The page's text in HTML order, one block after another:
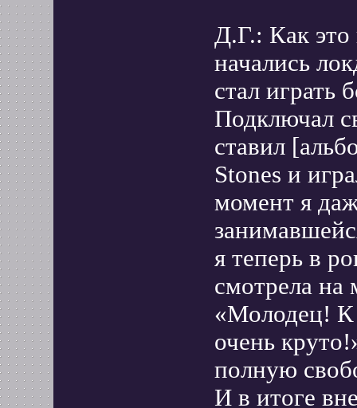
Д.Г.: Как это
начались
стал играть
Подключал
ставил
Stones и
момент я
я теперь в
смотрела на
«Молодец!
очень
полную
И в итоге